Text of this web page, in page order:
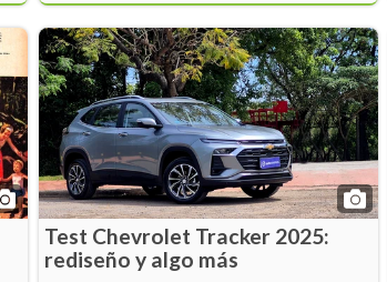
Test Chevrolet Tracker 2025:
rediseño y algo más